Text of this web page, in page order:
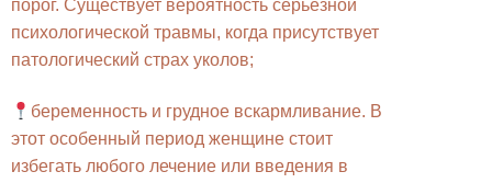
порог. Существует вероятность серьезной
психологической травмы, когда присутствует
патологический страх уколов;
беременность и грудное вскармливание. В
этот особенный период женщине стоит
избегать любого лечение или введения в